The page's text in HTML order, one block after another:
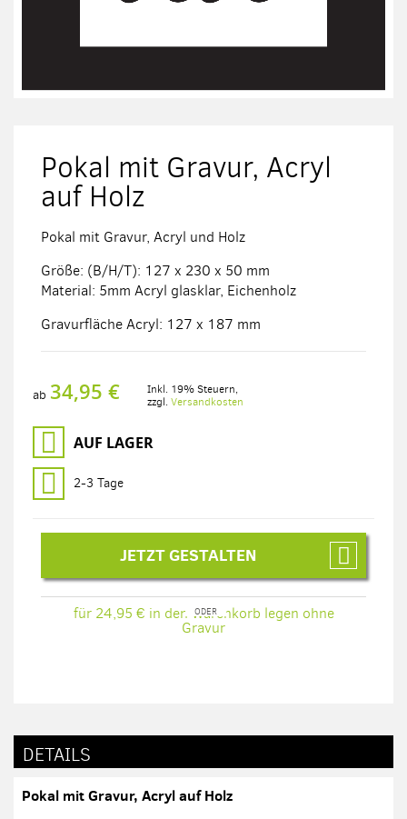
Pokal mit Gravur, Acryl
auf Holz
Pokal mit Gravur, Acryl und Holz
Größe: (B/H/T): 127 x 230 x 50 mm
Material: 5mm Acryl glasklar, Eichenholz
Gravurfläche Acryl: 127 x 187 mm
ab 34,95 € Inkl. 19% Steuern,
zzgl. Versandkosten
AUF LAGER
2-3 Tage
JETZT GESTALTEN
für 24,95 € in den Warenkorb legen ohne
Gravur
Bildergalerie
springen
DETAILS
Pokal mit Gravur, Acryl auf Holz